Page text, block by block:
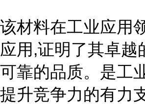
该材料在工业应用
应用,证明了其卓越
可靠的品质。是工
提升竞争力的有力